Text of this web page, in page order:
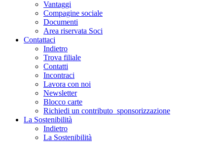
Vantaggi
Compagine sociale
Documenti
Area riservata Soci
Contattaci
Indietro
Trova filiale
Contatti
Incontraci
Lavora con noi
Newsletter
Blocco carte
Richiedi un contributo_sponsorizzazione
La Sostenibilità
Indietro
La Sostenibilità